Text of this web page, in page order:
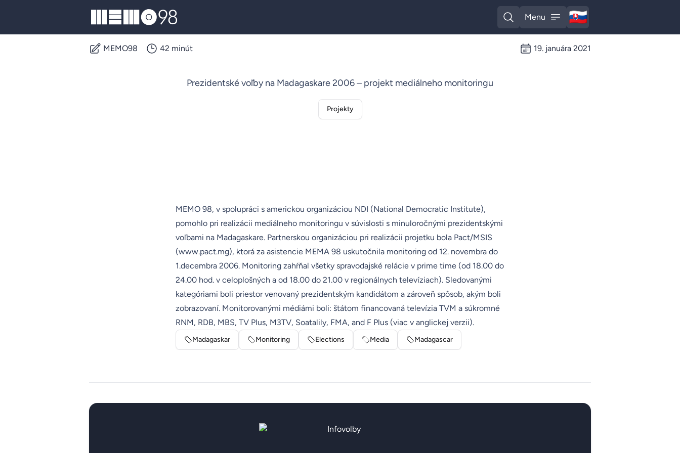
MEMO98
Open search
Menu
Open menu
🇸🇰
Slovak
MEMO98 42 minút 19. januára 2021
Prezidentské voľby na Madagaskare 2006 – projekt mediálneho monitoringu
Projekty
MEMO 98, v spolupráci s americkou organizáciou NDI (National Democratic Institute),
pomohlo pri realizácii mediálneho monitoringu v súvislosti s minuloročnými prezidentskými
voľbami na Madagaskare. Partnerskou organizáciou pri realizácii projetku bola Pact/MSIS
(www.pact.mg), ktorá za asistencie MEMA 98 uskutočnila monitoring od 12. novembra do
1.decembra 2006. Monitoring zahŕňal všetky spravodajské relácie v prime time (od 18.00 do
24.00 hod. v celoplošných a od 18.00 do 21.00 v regionálnych televíziach). Sledovanými
kategóriami boli priestor venovaný prezidentským kandidátom a zároveň spôsob, akým boli
zobrazovaní. Monitorovanými médiámi boli: štátom financovaná televízia TVM a súkromné
RNM, RDB, MBS, TV Plus, M3TV, Soatalily, FMA, and F Plus (viac v anglickej verzii).
Madagaskar Monitoring Elections Media Madagascar